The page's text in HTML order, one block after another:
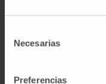
Necesarias
Preferencias
persona utilice
hay antecedentes